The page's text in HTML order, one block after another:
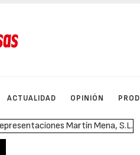
ACTUALIDAD OPINIÓN